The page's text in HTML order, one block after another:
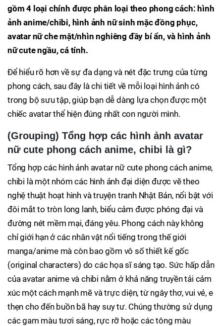
gồm 4 loại chính được phân loại theo phong cách: hình
ảnh anime/chibi, hình ảnh nữ sinh mặc đồng phục,
avatar nữ che mặt/nhìn nghiêng đầy bí ẩn, và hình ảnh
nữ cute ngầu, cá tính.
Để hiểu rõ hơn về sự đa dạng và nét đặc trưng của từng
phong cách, sau đây là chi tiết về mỗi loại hình ảnh có
trong bộ sưu tập, giúp bạn dễ dàng lựa chọn được một
chiếc avatar thể hiện đúng nhất con người mình.
(Grouping) Tổng hợp các hình ảnh avatar
nữ cute phong cách anime, chibi là gì?
Tổng hợp các hình ảnh avatar nữ cute phong cách anime,
chibi là một nhóm các hình ảnh đại diện được vẽ theo
nghệ thuật hoạt hình và truyện tranh Nhật Bản, nổi bật với
đôi mắt to tròn long lanh, biểu cảm được phóng đại và
đường nét mềm mại, đáng yêu. Phong cách này không
chỉ giới hạn ở các nhân vật nổi tiếng trong thế giới
manga/anime mà còn bao gồm vô số thiết kế gốc
(original characters) do các họa sĩ sáng tạo. Sức hấp dẫn
của avatar anime và chibi nằm ở khả năng truyền tải cảm
xúc một cách mạnh mẽ và trực diện, từ ngây thơ, vui vẻ, e
thẹn cho đến buồn bã hay suy tư. Chúng thường sử dụng
các gam màu tươi sáng, rực rỡ hoặc các tông màu